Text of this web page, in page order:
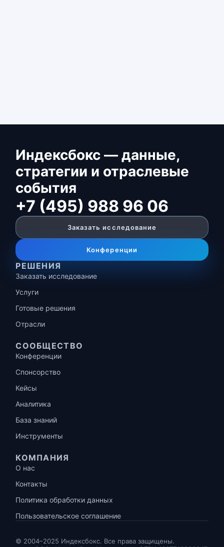
Индексбокс — данные,
стратегии и отраслевые
события
+7 (495) 988 96 06
Заказать исследование
Конференции
РЕШЕНИЯ
Заказать исследование
Услуги
Готовые решения
Отрасли
СООБЩЕСТВО
Конференции
Спонсорство
Кейсы
Аналитика
База знаний
Инструменты
КОМПАНИЯ
О нас
Контакты
Политика обработки данных
Пользовательское соглашение
© 2004–2025 Индексбокс. Все права защищены.